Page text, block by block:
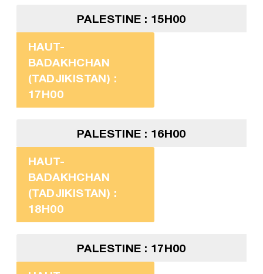
PALESTINE : 15H00
HAUT-
BADAKHCHAN
(TADJIKISTAN) :
17H00
PALESTINE : 16H00
HAUT-
BADAKHCHAN
(TADJIKISTAN) :
18H00
PALESTINE : 17H00